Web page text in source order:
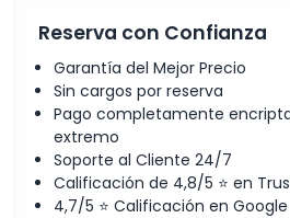
Reserva con Confianza
Garantía del Mejor Precio
Sin cargos por reserva
Pago completamente
extremo
Soporte al Cliente 24/7
Calificación de 4,8/5 ⭐ en
4,7/5 ⭐ Calificación en Google